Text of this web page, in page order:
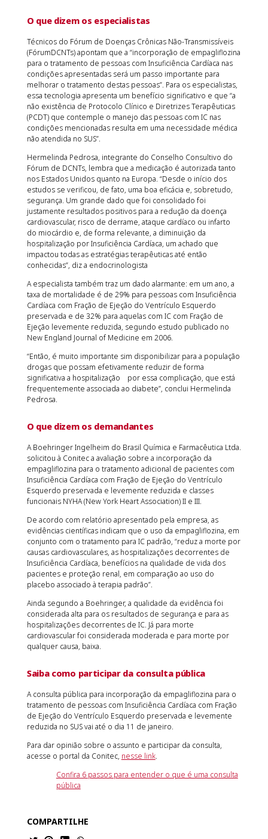
O que dizem os especialistas
Técnicos do Fórum de Doenças Crônicas Não-Transmissíveis
(FórumDCNTs) apontam que a “incorporação de empagliflozina
para o tratamento de pessoas com Insuficiência Cardíaca nas
condições apresentadas será um passo importante para
melhorar o tratamento destas pessoas”. Para os especialistas,
essa tecnologia apresenta um benefício significativo e que “a
não existência de Protocolo Clínico e Diretrizes Terapêuticas
(PCDT) que contemple o manejo das pessoas com IC nas
condições mencionadas resulta em uma necessidade médica
não atendida no SUS”.
Hermelinda Pedrosa, integrante do Conselho Consultivo do
Fórum de DCNTs, lembra que a medicação é autorizada tanto
nos Estados Unidos quanto na Europa. “Desde o início dos
estudos se verificou, de fato, uma boa eficácia e, sobretudo,
segurança. Um grande dado que foi consolidado foi
justamente resultados positivos para a redução da doença
cardiovascular, risco de derrame, ataque cardíaco ou infarto
do miocárdio e, de forma relevante, a diminuição da
hospitalização por Insuficiência Cardíaca, um achado que
impactou todas as estratégias terapêuticas até então
conhecidas”, diz a endocrinologista
A especialista também traz um dado alarmante: em um ano, a
taxa de mortalidade é de 29% para pessoas com Insuficiência
Cardíaca com Fração de Ejeção do Ventrículo Esquerdo
preservada e de 32% para aquelas com IC com Fração de
Ejeção levemente reduzida, segundo estudo publicado no
New England Journal of Medicine em 2006.
“Então, é muito importante sim disponibilizar para a população
drogas que possam efetivamente reduzir de forma
significativa a hospitalização por essa complicação, que está
frequentemente associada ao diabete”, conclui Hermelinda
Pedrosa.
O que dizem os demandantes
A Boehringer Ingelheim do Brasil Química e Farmacêutica Ltda.
solicitou à Conitec a avaliação sobre a incorporação da
empagliflozina para o tratamento adicional de pacientes com
Insuficiência Cardíaca com Fração de Ejeção do Ventrículo
Esquerdo preservada e levemente reduzida e classes
funcionais NYHA (New York Heart Association) II e III.
De acordo com relatório apresentado pela empresa, as
evidências científicas indicam que o uso da empagliflozina, em
conjunto com o tratamento para IC padrão, “reduz a morte por
causas cardiovasculares, as hospitalizações decorrentes de
Insuficiência Cardíaca, benefícios na qualidade de vida dos
pacientes e proteção renal, em comparação ao uso do
placebo associado à terapia padrão”.
Ainda segundo a Boehringer, a qualidade da evidência foi
considerada alta para os resultados de segurança e para as
hospitalizações decorrentes de IC. Já para morte
cardiovascular foi considerada moderada e para morte por
qualquer causa, baixa.
Saiba como participar da consulta pública
A consulta pública para incorporação da empagliflozina para o
tratamento de pessoas com Insuficiência Cardíaca com Fração
de Ejeção do Ventrículo Esquerdo preservada e levemente
reduzida no SUS vai até o dia 11 de janeiro.
Para dar opinião sobre o assunto e participar da consulta,
acesse o portal da Conitec, nesse link.
Confira 6 passos para entender o que é uma consulta
pública
COMPARTILHE